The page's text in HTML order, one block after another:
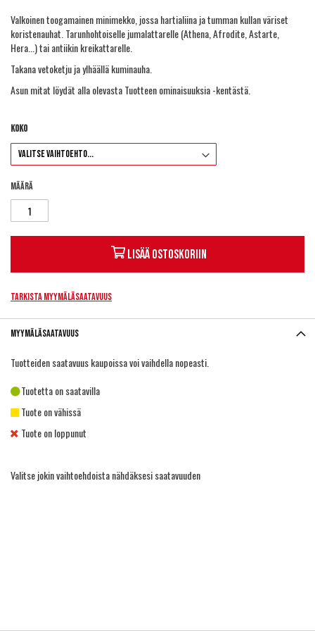
Valkoinen toogamainen minimekko, jossa hartialiina ja tumman kullan väriset
koristenauhat. Tarunhohtoiselle jumalattarelle (Athena, Afrodite, Astarte,
Hera...) tai antiikin kreikattarelle.
Takana vetoketju ja ylhäällä kuminauha.
Asun mitat löydät alla olevasta Tuotteen ominaisuuksia -kentästä.
Koko
Määrä
Lisää ostoskoriin
Tarkista myymäläsaatavuus
Myymäläsaatavuus
Tuotteiden saatavuus kaupoissa voi vaihdella nopeasti.
Tuotetta on saatavilla
Tuote on vähissä
Tuote on loppunut
Valitse jokin vaihtoehdoista nähdäksesi saatavuuden